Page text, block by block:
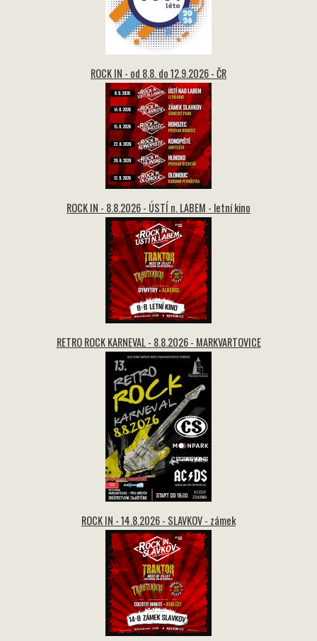
ROCK IN - od 8.8. do 12.9.2026 - ČR
ROCK IN - 8.8.2026 - ÚSTÍ n. LABEM - letní kino
RETRO ROCK KARNEVAL - 8.8.2026 - MARKVARTOVICE
ROCK IN - 14.8.2026 - SLAVKOV - zámek